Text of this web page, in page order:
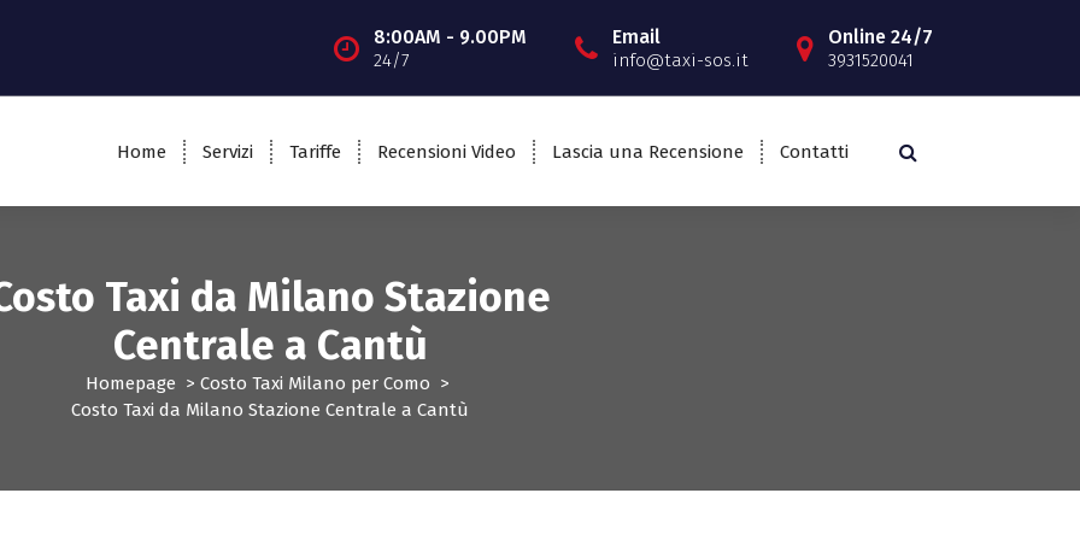
8:00AM - 9.00PM
24/7
Email
info@taxi-sos.it
Online 24/7
3931520041
Home Servizi Tariffe Recensioni Video Lascia una Recensione Contatti
Taxi da Milano Stazione
Centrale a Cantù
Homepage > Costo Taxi Milano per Como >
Costo Taxi da Milano Stazione Centrale a Cantù